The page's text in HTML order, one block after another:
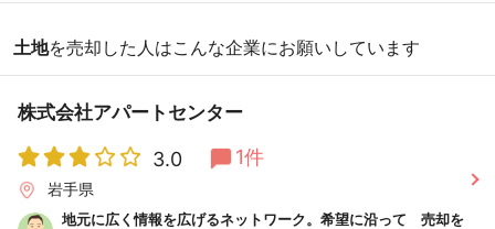
土地を売却した人はこんな企業にお願いしています
株式会社アパートセンター
3.0 1件
岩手県
地元に広く情報を広げるネットワーク。希望に沿って 売却を